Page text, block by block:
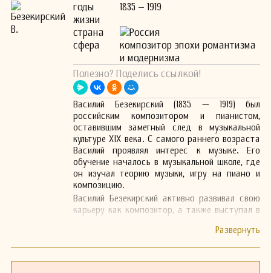
годы
жизни
1835 – 1919
страна
Россия
сфера
композитор эпохи романтизма
и модернизма
Полезно? Поделись ссылкой!
Василий Безекирский (1835 — 1919) был
российским композитором и пианистом,
оставившим заметный след в музыкальной
культуре XIX века. С самого раннего возраста
Василий проявлял интерес к музыке. Его
обучение началось в музыкальной школе, где
он изучал теорию музыки, игру на пиано и
композицию.
Василий Безекирский активно развивал свою
карьеру как композитор, а также выступал в
отличалась мелодичностью и